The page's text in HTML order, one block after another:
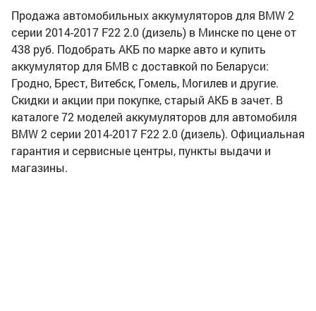
Продажа автомобильных аккумуляторов для BMW 2
серии 2014-2017 F22 2.0 (дизель) в Минске по цене от
438 руб. Подобрать АКБ по марке авто и купить
аккумулятор для БМВ с доставкой по Беларуси:
Гродно, Брест, Витебск, Гомель, Могилев и другие.
Скидки и акции при покупке, старый АКБ в зачет. В
каталоге 72 моделей аккумуляторов для автомобиля
BMW 2 серии 2014-2017 F22 2.0 (дизель). Официальная
гарантия и сервисные центры, пункты выдачи и
магазины.